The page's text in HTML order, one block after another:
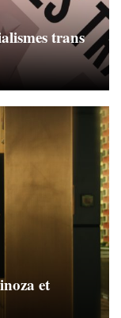
trans
et